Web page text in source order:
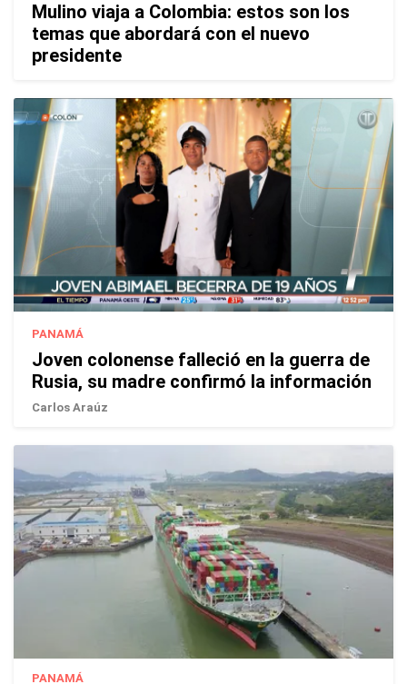
Mulino viaja a Colombia: estos son los
temas que abordará con el nuevo
presidente
PANAMÁ
Joven colonense falleció en la guerra de
Rusia, su madre confirmó la información
Carlos Araúz
PANAMÁ